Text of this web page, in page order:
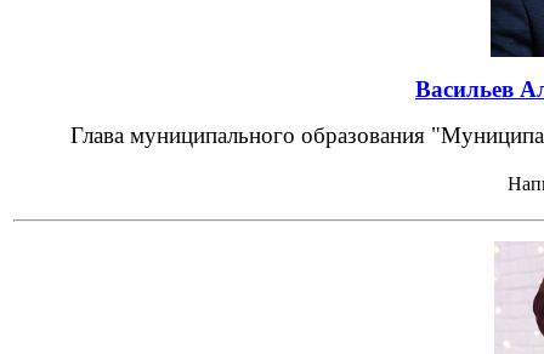
Васильев
Глава муниципального образования